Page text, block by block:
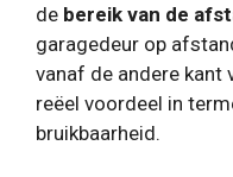
de bereik van de
garagedeur op
vanaf de andere kant
reëel voordeel in
bruikbaarheid.